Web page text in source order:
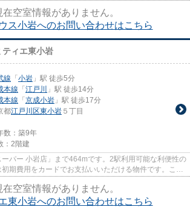
在空室情報がありません。
ス小岩へのお問い合わせはこちら
ティエ東小岩
線 「 小岩 」駅 徒歩5分
本線 「 江戸川
」駅 徒歩14分
本線 「 京成小岩 」駅 徒歩17分
都江戸川区東小岩 ５丁目
数：築9年
：2階建
パー 小岩店」まで464mです。2駅利用可能な利便性の
期費用をカードでお支払いいただける物件です。この
在空室情報がありません。
東小岩へのお問い合わせはこちら